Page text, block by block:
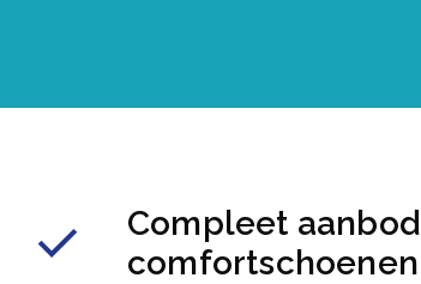
Compleet aanbod
comfortschoenen